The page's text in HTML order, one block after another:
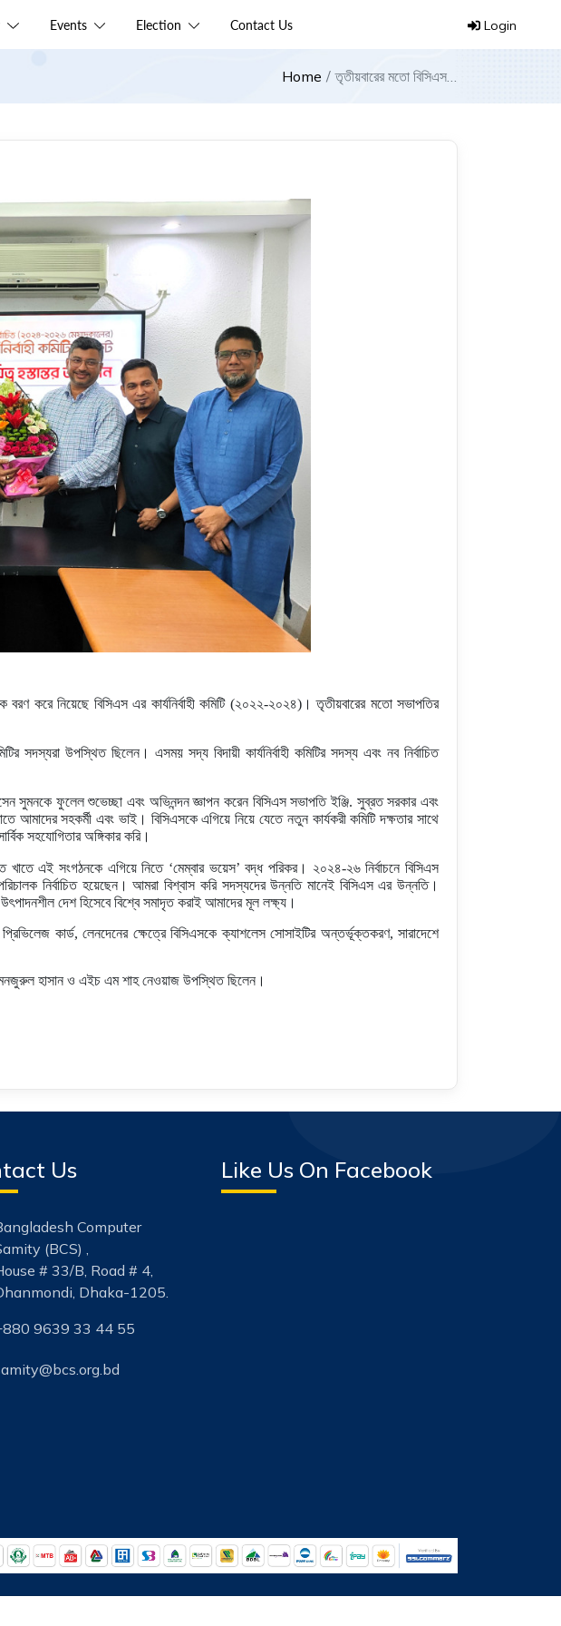
Events Election Contact Us Login
Home
তৃতীয়বারের মতো বিসিএস
বরণ করে নিয়েছে বিসিএস এর কার্যনির্বাহী কমিটি (২০২২-২০২৪)। তৃতীয়বারের মতো সভাপতির
সদস্যরা উপস্থিত ছিলেন। এসময় সদ্য বিদায়ী কার্যনির্বাহী কমিটির সদস্য এবং নব নির্বাচিত
সুমনকে ফুলেল শুভেচ্ছা এবং অভিনন্দন জ্ঞাপন করেন বিসিএস সভাপতি ইঞ্জি. সুব্রত সরকার এবং
আমাদের সহকর্মী এবং ভাই। বিসিএসকে এগিয়ে নিয়ে যেতে নতুন কার্যকরী কমিটি দক্ষতার সাথে
সহযোগিতার অঙ্গিকার করি।
এই সংগঠনকে এগিয়ে নিতে ‘মেম্বার ভয়েস’ বদ্ধ পরিকর। ২০২৪-২৬ নির্বাচনে বিসিএস
নির্বাচিত হয়েছেন। আমরা বিশ্বাস করি সদস্যদের উন্নতি মানেই বিসিএস এর উন্নতি।
দেশ হিসেবে বিশ্বে সমাদৃত করাই আমাদের মূল লক্ষ্য।
কার্ড, লেনদেনের ক্ষেত্রে বিসিএসকে ক্যাশলেস সোসাইটির অন্তর্ভূক্তকরণ, সারাদেশে
মনজুরুল হাসান ও এইচ এম শাহ নেওয়াজ উপস্থিত ছিলেন।
Us
Computer
(BCS) ,
# 33/B, Road # 4,
Dhaka-1205.
9639 33 44 55
Like Us On Facebook